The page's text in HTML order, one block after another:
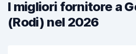
I migliori fornitore a
(Rodi) nel 2026